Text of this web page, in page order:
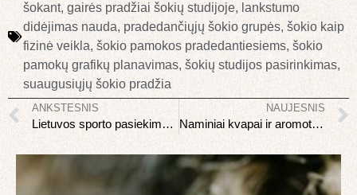
šokant, gairės pradžiai šokių studijoje, lankstumo
didėjimas nauda, pradedančiųjų šokio grupės, šokio kaip
fizinė veikla, šokio pamokos pradedantiesiems, šokio
pamokų grafikų planavimas, šokių studijos pasirinkimas,
suaugusiųjų šokio pradžia
ANKSTESNIS
Lietuvos sporto pasiekimai: atletai kurie garsina šalį
NAUJESNIS
Naminiai kvapai ir aromoterapija: eteriniai aliejai namuose